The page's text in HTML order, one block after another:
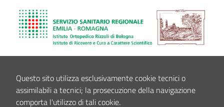
Questo sito utilizza esclusivamente cookie tecnici o
assimilabili a tecnici; la prosecuzione della navigazione
comporta l'utilizzo di tali cookie.